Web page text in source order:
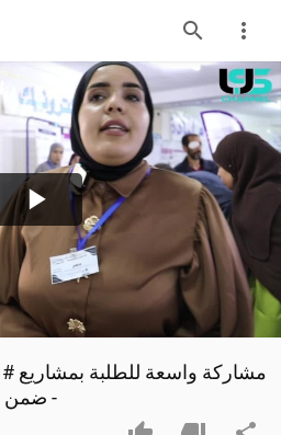
Play
Video
ضمن فعاليات #اسبوع_الطالب -